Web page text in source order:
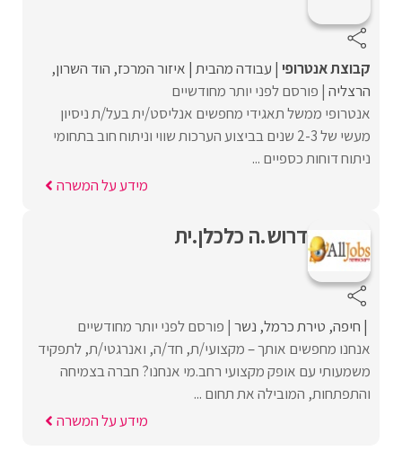
קבוצת אנטרופי עבודה מהבית איזור המרכז הוד השרון
הרצליה פורסם לפני יותר מחודשיים
אנטרופי ממשל תאגידי מחפשים אנליסט/ית בעל/ת ניסיון
מעשי של 2-3 שנים בביצוע הערכות שווי וניתוח חוב בתחומי
ניתוח דוחות כספיים ...
מידע על המשרה
דרוש.ה כלכלן.ית
חיפה טירת כרמל נשר פורסם לפני יותר מחודשיים
אנחנו מחפשים אותך – מקצועי/ת, חד/ה, ואנרגטי/ת, לתפקיד
משמעותי עם אופק מקצועי רחב.מי אנחנו? חברה בצמיחה
והתפתחות, המובילה את תחום ...
מידע על המשרה